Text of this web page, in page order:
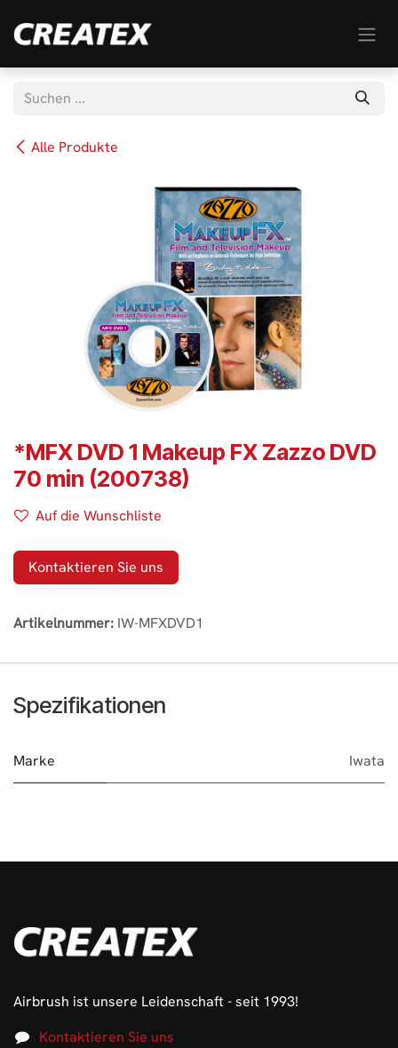
Alle Produkte
*MFX DVD 1 Makeup FX Zazzo DVD
70 min (200738)
Auf die Wunschliste
Kontaktieren Sie uns
Artikelnummer: IW-MFXDVD1
Spezifikationen
Marke Iwata
Airbrush ist unsere Leidenschaft - seit 1993!
Kontaktieren Sie uns